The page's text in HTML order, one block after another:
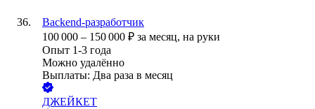
Backend-разработчик
100 000 – 150 000 ₽ за месяц, на руки
Опыт 1-3 года
Можно удалённо
Выплаты: Два раза в месяц
ДЖЕЙКЕТ